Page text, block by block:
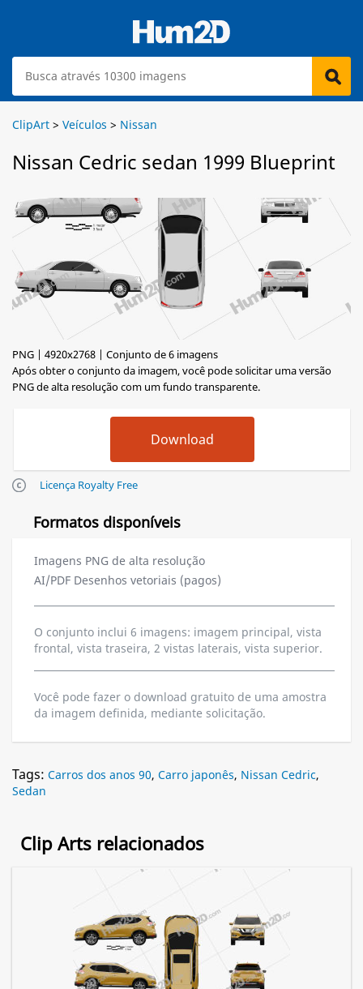
ClipArt > Veículos > Nissan
Nissan Cedric sedan 1999 Blueprint
PNG | 4920x2768 | Conjunto de 6 imagens
Após obter o conjunto da imagem, você pode solicitar uma versão
PNG de alta resolução com um fundo transparente.
Licença Royalty Free
Formatos disponíveis
Imagens PNG de alta resolução
AI/PDF Desenhos vetoriais (pagos)
O conjunto inclui 6 imagens: imagem principal, vista
frontal, vista traseira, 2 vistas laterais, vista superior.
Você pode fazer o download gratuito de uma amostra
da imagem definida, mediante solicitação.
Tags: Carros dos anos 90, Carro japonês, Nissan Cedric,
Sedan
Clip Arts relacionados